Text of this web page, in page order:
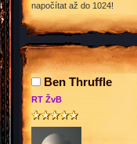
napočítat až do 1024!
Ben Thruffle
RT ŽvB